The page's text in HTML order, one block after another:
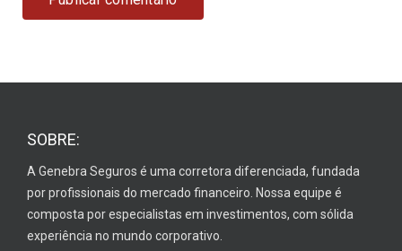
SOBRE:
A Genebra Seguros é uma corretora diferenciada, fundada
por profissionais do mercado financeiro. Nossa equipe é
composta por especialistas em investimentos, com sólida
experiência no mundo corporativo.